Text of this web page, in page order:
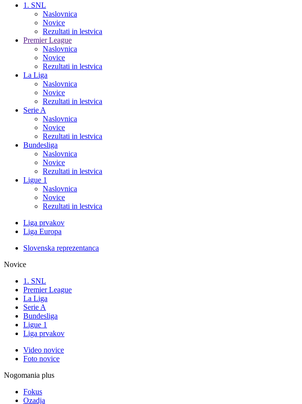
1. SNL
Naslovnica
Novice
Rezultati in lestvica
Premier League
Naslovnica
Novice
Rezultati in lestvica
La Liga
Naslovnica
Novice
Rezultati in lestvica
Serie A
Naslovnica
Novice
Rezultati in lestvica
Bundesliga
Naslovnica
Novice
Rezultati in lestvica
Ligue 1
Naslovnica
Novice
Rezultati in lestvica
Liga prvakov
Liga Europa
Slovenska reprezentanca
Novice
1. SNL
Premier League
La Liga
Serie A
Bundesliga
Ligue 1
Liga prvakov
Video novice
Foto novice
Nogomania plus
Fokus
Ozadja